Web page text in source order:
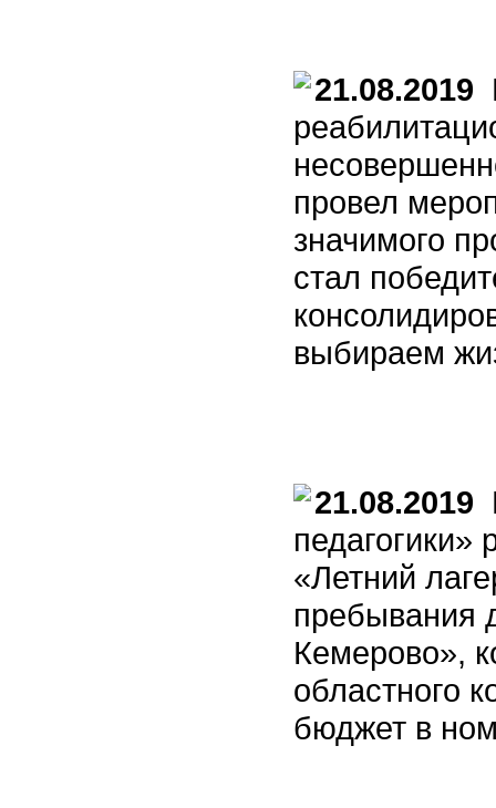
21.08.2019
провел
значимого
стал
выбираем
21.08.2019
педагогики»
«Летний
пребывания
Кемерово»,
областного
бюджет в